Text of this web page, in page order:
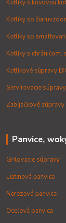
Kotlíky s kovovou
Kotlíky so
Kotlíky so
Kotlíky s chráničom,
Kotlíkové súpravy
Servírovacie súpravy
Zabíjačkové súpravy
Panvice,
Grilovacie súpravy
Liatinová panvica
Nerezová panvica
Oceľová panvica